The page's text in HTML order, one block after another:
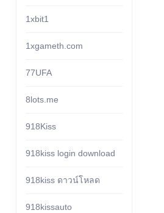
1xbit1
1xgameth.com
77UFA
8lots.me
918Kiss
918kiss login download
918kiss ดาวน์โหลด
918kissauto